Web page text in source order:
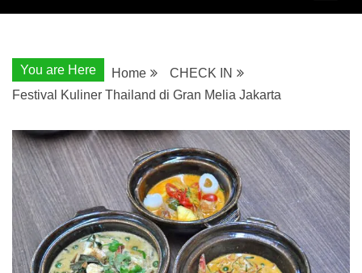
You are Here Home
CHECK IN
Festival Kuliner Thailand di Gran Melia Jakarta